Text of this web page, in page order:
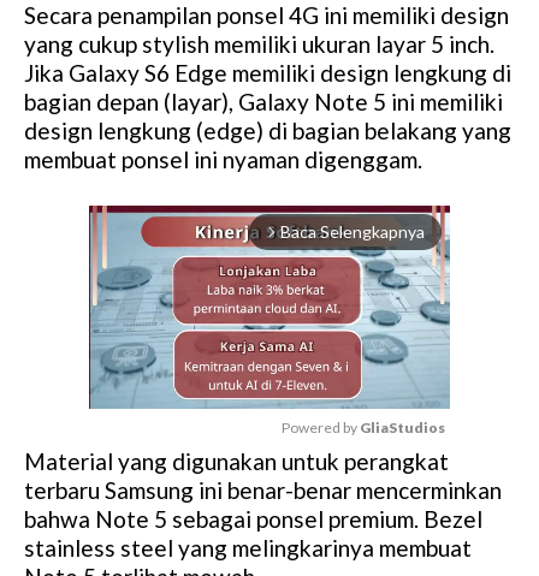
Secara penampilan ponsel 4G ini memiliki design
yang cukup stylish memiliki ukuran layar 5 inch.
Jika Galaxy S6 Edge memiliki design lengkung di
bagian depan (layar), Galaxy Note 5 ini memiliki
design lengkung (edge) di bagian belakang yang
membuat ponsel ini nyaman digenggam.
arrow_forward_ios Baca Selengkapnya
M
u
t
e
Powered by GliaStudios
Material yang digunakan untuk perangkat
terbaru Samsung ini benar-benar mencerminkan
bahwa Note 5 sebagai ponsel premium. Bezel
stainless steel yang melingkarinya membuat